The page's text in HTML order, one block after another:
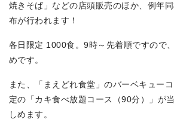
焼きそば」などの店頭販売のほか、例年
布が行われます！
各日限定 1000食。9時～先着順ですので
めです。
また、「まえどれ食堂」のバーベキュー
定の「カキ食べ放題コース（90分）」が
しめます。